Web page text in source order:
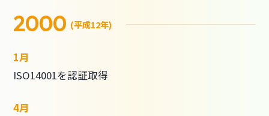
2000 (平成12年)
1月
ISO14001を認証取得
4月